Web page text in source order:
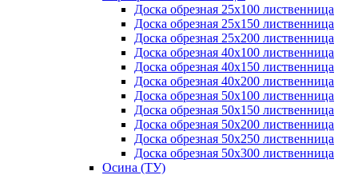
Доска обрезная 25х100 лиственница
Доска обрезная 25х150 лиственница
Доска обрезная 25х200 лиственница
Доска обрезная 40х100 лиственница
Доска обрезная 40х150 лиственница
Доска обрезная 40х200 лиственница
Доска обрезная 50х100 лиственница
Доска обрезная 50х150 лиственница
Доска обрезная 50х200 лиственница
Доска обрезная 50х250 лиственница
Доска обрезная 50х300 лиственница
Осина (ТУ)